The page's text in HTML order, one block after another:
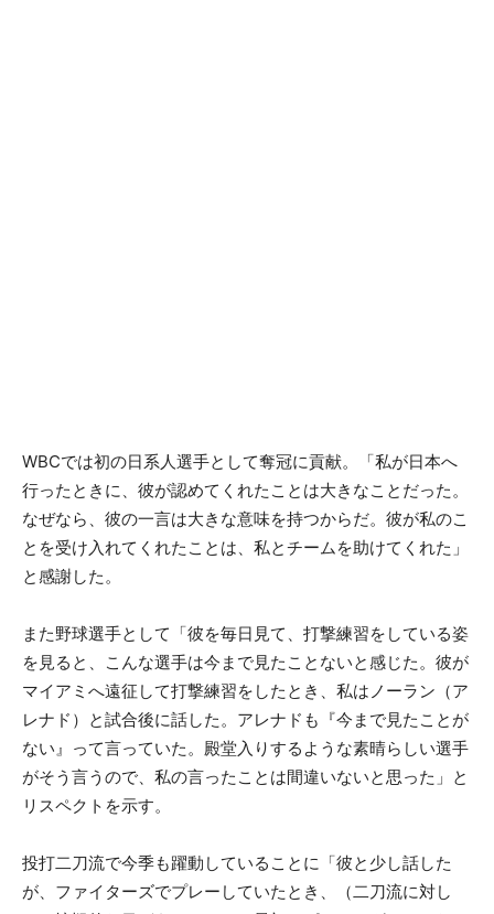
WBCでは初の日系人選手として奪冠に貢献。「私が日本へ
行ったときに、彼が認めてくれたことは大きなことだった。
なぜなら、彼の一言は大きな意味を持つからだ。彼が私のこ
とを受け入れてくれたことは、私とチームを助けてくれた」
と感謝した。
また野球選手として「彼を毎日見て、打撃練習をしている姿
を見ると、こんな選手は今まで見たことないと感じた。彼が
マイアミへ遠征して打撃練習をしたとき、私はノーラン（ア
レナド）と試合後に話した。アレナドも『今まで見たことが
ない』って言っていた。殿堂入りするような素晴らしい選手
がそう言うので、私の言ったことは間違いないと思った」と
リスペクトを示す。
投打二刀流で今季も躍動していることに「彼と少し話した
が、ファイターズでプレーしていたとき、（二刀流に対し